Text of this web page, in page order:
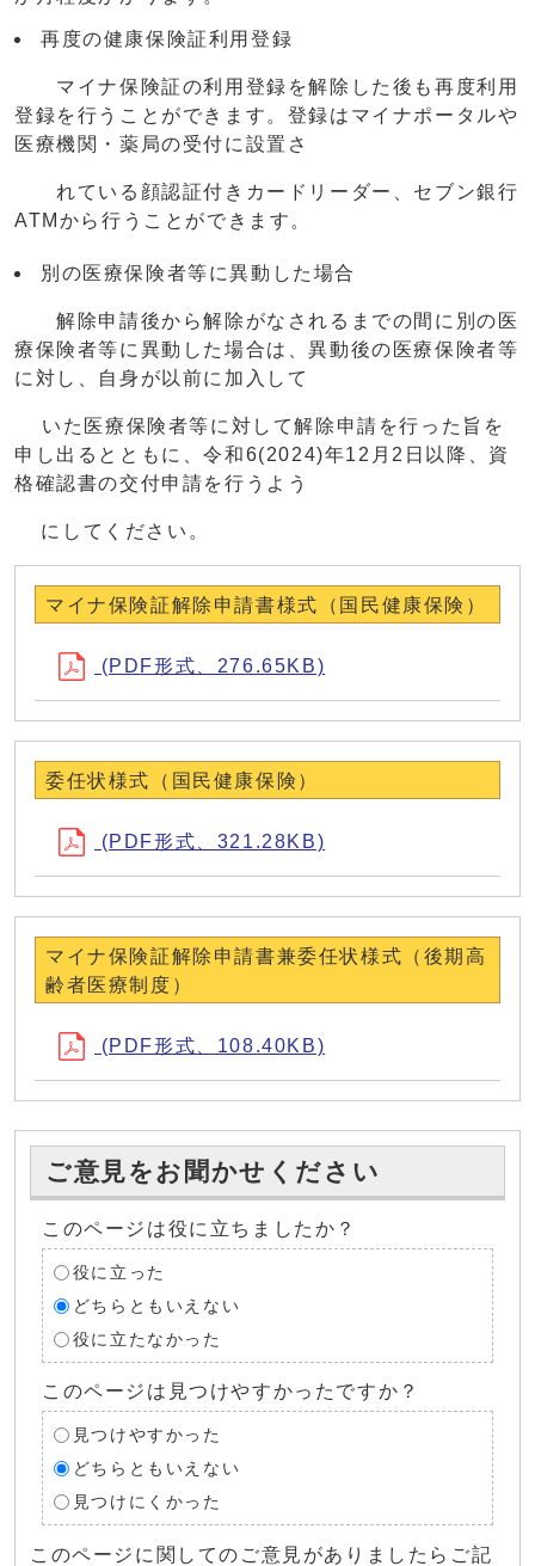
再度の健康保険証利用登録
マイナ保険証の利用登録を解除した後も再度利用
登録を行うことができます。登録はマイナポータルや
医療機関・薬局の受付に設置さ
れている顔認証付きカードリーダー、セブン銀行
ATMから行うことができます。
別の医療保険者等に異動した場合
解除申請後から解除がなされるまでの間に別の医
療保険者等に異動した場合は、異動後の医療保険者等
に対し、自身が以前に加入して
いた医療保険者等に対して解除申請を行った旨を
申し出るとともに、令和6(2024)年12月2日以降、資
格確認書の交付申請を行うよう
にしてください。
マイナ保険証解除申請書様式（国民健康保険）
(PDF形式、276.65KB)
委任状様式（国民健康保険）
(PDF形式、321.28KB)
マイナ保険証解除申請書兼委任状様式（後期高
齢者医療制度）
(PDF形式、108.40KB)
ご意見をお聞かせください
このページは役に立ちましたか？
役に立った
どちらともいえない
役に立たなかった
このページは見つけやすかったですか？
見つけやすかった
どちらともいえない
見つけにくかった
このページに関してのご意見がありましたらご記